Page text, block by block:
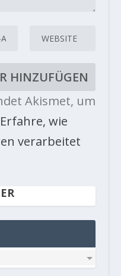
Akismet, um
Erfahre, wie
verarbeitet